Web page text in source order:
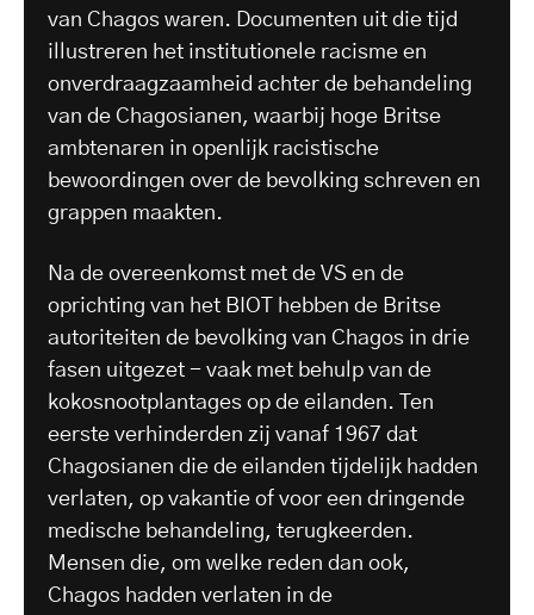
van Chagos waren. Documenten uit die tijd
illustreren het institutionele racisme en
onverdraagzaamheid achter de behandeling
van de Chagosianen, waarbij hoge Britse
ambtenaren in openlijk racistische
bewoordingen over de bevolking schreven en
grappen maakten.
Na de overeenkomst met de VS en de
oprichting van het BIOT hebben de Britse
autoriteiten de bevolking van Chagos in drie
fasen uitgezet - vaak met behulp van de
kokosnootplantages op de eilanden. Ten
eerste verhinderden zij vanaf 1967 dat
Chagosianen die de eilanden tijdelijk hadden
verlaten, op vakantie of voor een dringende
medische behandeling, terugkeerden.
Mensen die, om welke reden dan ook,
Chagos hadden verlaten in de